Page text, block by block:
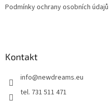
Podmínky ochrany osobních údajů
Kontakt
info@newdreams.eu
tel. 731 511 471